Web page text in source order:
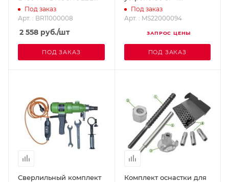
BR11000008
Под заказ
Арт. : BR11000008
2 558 руб./шт
ПОД ЗАКАЗ
DR.SCHULZE
MS22000094
Под заказ
Арт. : MS22000094
ЗАПРОС ЦЕНЫ
ПОД ЗАКАЗ
Сверлильный комплект
Комплект оснастки для